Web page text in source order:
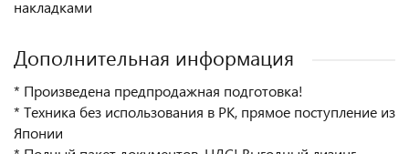
накладками
Дополнительная информация
* Произведена предпродажная подготовка!
* Техника без использования в РК, прямое поступление из
Японии